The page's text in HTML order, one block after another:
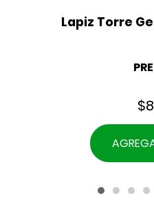
Lapiz Torre
$